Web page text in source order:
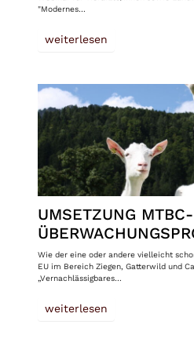
"Modernes…
weiterlesen
UMSETZUNG MTBC-
Wie der eine oder andere vielleicht
EU im Bereich Ziegen, Gatterwild und
„Vernachlässigbares…
weiterlesen